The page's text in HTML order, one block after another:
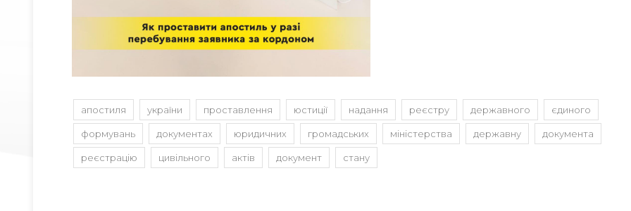
апостиля україни проставлення юстиції надання реєстру державного єдиного
формувань документах юридичних громадських міністерства державну документа
реєстрацію цивільного актів документ стану